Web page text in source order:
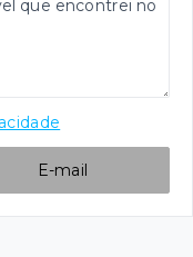
E-mail